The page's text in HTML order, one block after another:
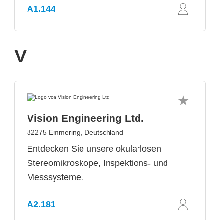
A1.144
V
Vision Engineering Ltd.
82275 Emmering, Deutschland
Entdecken Sie unsere okularlosen
Stereomikroskope, Inspektions- und
Messsysteme.
A2.181